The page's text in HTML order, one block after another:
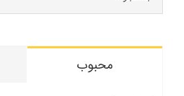
برای:
محبوب